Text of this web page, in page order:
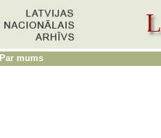
Par mums